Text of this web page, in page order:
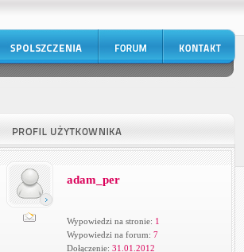
adam_per
Wypowiedzi na stronie: 1
Wypowiedzi na forum: 7
Dołączenie: 31.01.2012